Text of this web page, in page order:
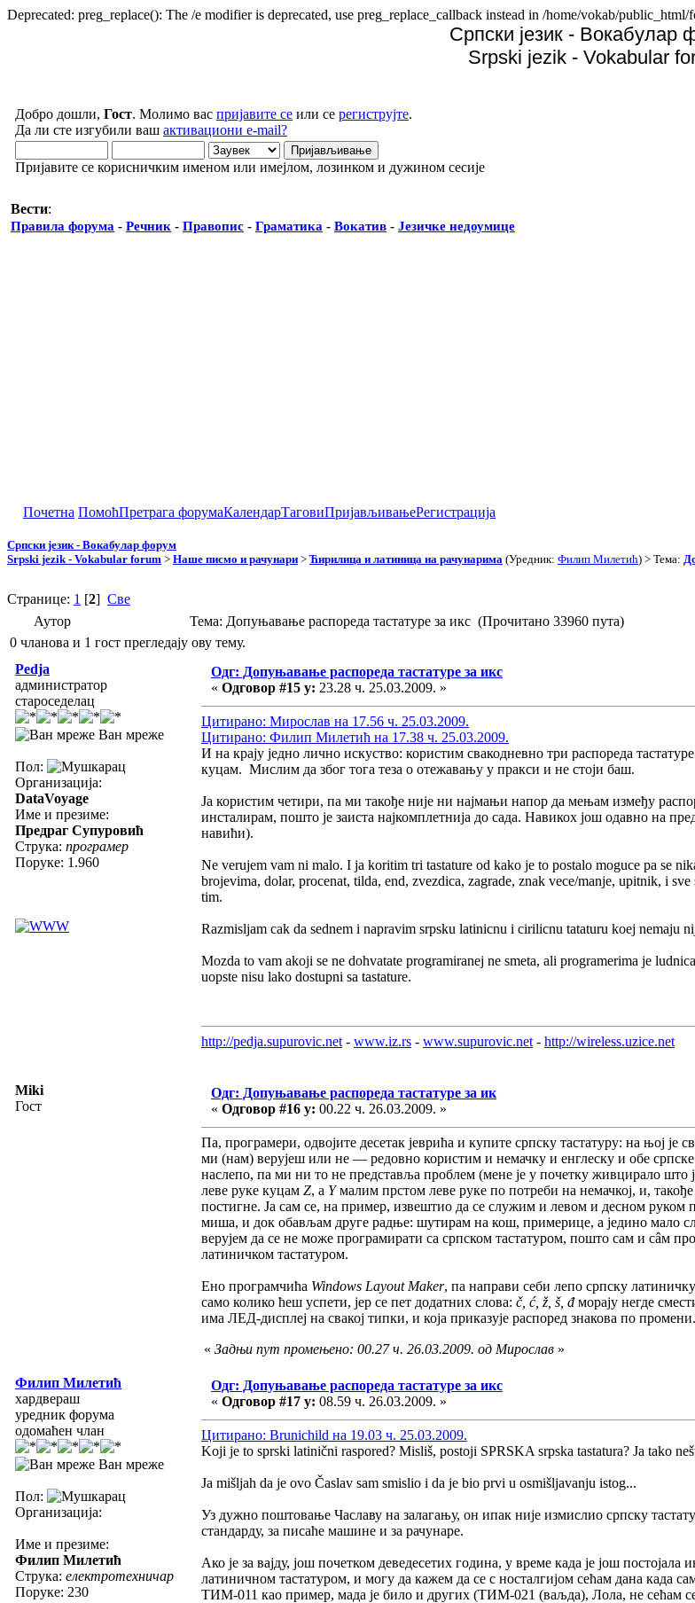
Deprecated: preg_replace(): The /e modifier is deprecated, use preg_replace_callback instead in /home/vokab/
Српски језик - Вокабулар
Srpski jezik - Vokabular
Добро дошли, Гост. Молимо вас пријавите се или се региструјте.
Да ли сте изгубили ваш активациони e-mail?
Пријавите се корисничким именом или имејлом, лозинком и дужином сесије
Вести:
Правила форума - Речник - Правопис - Граматика - Вокатив - Језичке недоумице
Почетна ПомоћПретрага форумаКалендарТаговиПријављивањеРегистрација
Српски језик - Вокабулар форум
Srpski jezik - Vokabular forum > Наше писмо и рачунари >Ћирилица и латиница на рачунарима (Уредник: Филип Милетић) > Тема:
Странице: 1 [2] Све
Аутор
Тема: Допуњавање распореда тастатуре за икс (Прочитано 33960 пута)
0 чланова и 1 гост прегледају ову тему.
Pedja
администратор
староседелац
Ван мреже
Пол:
Организација:
DataVoyage
Име и презиме:
Предраг Супуровић
Струка: програмер
Поруке: 1.960
Одг: Допуњавање распореда тастатуре за икс
« Одговор #15 у: 23.28 ч. 25.03.2009. »
Цитирано: Мирослав на 17.56 ч. 25.03.2009.
Цитирано: Филип Милетић на 17.38 ч. 25.03.2009.
И на крају једно лично искуство: користим свакодневно три распореда
куцам. Мислим да због тога теза о отежавању у пракси и не стоји баш.
Ја користим четири, па ми такође није ни најмањи напор да мењам између
инсталирам, пошто је заиста најкомплетнија до сада. Навикох још одавно на
навићи).
Ne verujem vam ni malo. I ja koritim tri tastature od kako je to postalo moguce pa se
brojevima, dolar, procenat, tilda, end, zvezdica, zagrade, znak vece/manje, upitnik, i
tim.
Razmisljam cak da sednem i napravim srpsku latinicnu i cirilicnu tataturu koej nemaju
Mozda to vam akoji se ne dohvatate programiranej ne smeta, ali programerima je
uopste nisu lako dostupni sa tastature.
http://pedja.supurovic.net - www.iz.rs - www.supurovic.net - http://wireless.uzice.net
Miki
Гост
Одг: Допуњавање распореда тастатуре за ик
« Одговор #16 у: 00.22 ч. 26.03.2009. »
Па, програмери, одвојите десетак јеврића и купите српску тастатуру: на њој
ми (нам) верујеш или не — редовно користим и немачку и енглеску и обе српске
наслепо, па ми ни то не представља проблем (мене је у почетку живцирало што
леве руке куцам Z, а Yмалим прстом леве руке по потреби на немачкој, и,
постигне. Ја сам се, на пример, извештио да се служим и левом и десном
миша, и док обављам друге радње: шутирам на кош, примерице, а једино мало
верујем да се не може програмирати са српском тастатуром, пошто сам и сâм
латиничком тастатуром.
Ено програмчића Windows Layout Maker, па направи себи лепо српску
само колико ћеш успети, јер се пет додатних слова: č, ć, ž, š, đморају негде
има ЛЕД-дисплеј на свакој типки, и која приказује распоред знакова по промени.
« Задњи пут промењено: 00.27 ч. 26.03.2009. од Мирослав »
Филип Милетић
хардвераш
уредник форума
одомаћен члан
Ван мреже
Пол:
Организација:
Име и презиме:
Филип Милетић
Струка: електротехничар
Поруке: 230
Одг: Допуњавање распореда тастатуре за икс
« Одговор #17 у: 08.59 ч. 26.03.2009. »
Цитирано: Brunichild на 19.03 ч. 25.03.2009.
Koji je to sprski latinični raspored? Misliš, postoji SPRSKA srpska tastatura? Ja tako
Ja mišljah da je ovo Časlav sam smislio i da je bio prvi u osmišljavanju istog...
Уз дужно поштовање Чаславу на залагању, он ипак није измислио српску
стандарду, за писаће машине и за рачунаре.
Ако је за вајду, још почетком деведесетих година, у време када је још
латиничном тастатуром, и могу да кажем да се с носталгијом сећам дана када
ТИМ-011 као пример, мада је било и других (ТИМ-021 (ваљда), Лола, не сећам се